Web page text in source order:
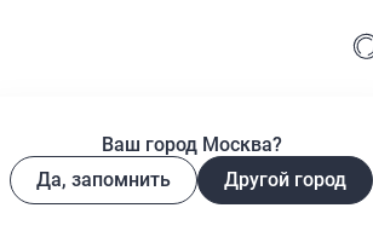
Ваш город Москва?
Да, запомнить
Другой город
карту